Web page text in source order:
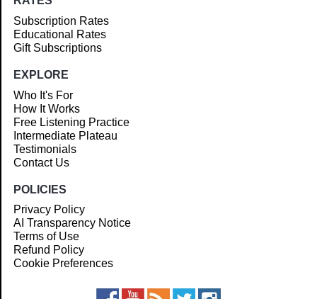
Subscription Rates
Educational Rates
Gift Subscriptions
EXPLORE
Who It's For
How It Works
Free Listening Practice
Intermediate Plateau
Testimonials
Contact Us
POLICIES
Privacy Policy
AI Transparency Notice
Terms of Use
Refund Policy
Cookie Preferences